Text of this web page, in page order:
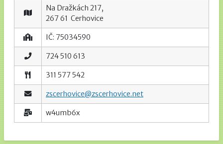
Na Dražkách 217,
267 61 Cerhovice
IČ: 75034590
724 510 613
311 577 542
zscerhovice@zscerhovice.net
w4umb6x